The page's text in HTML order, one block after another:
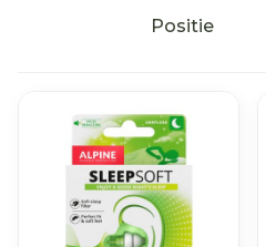
Sorteer op: